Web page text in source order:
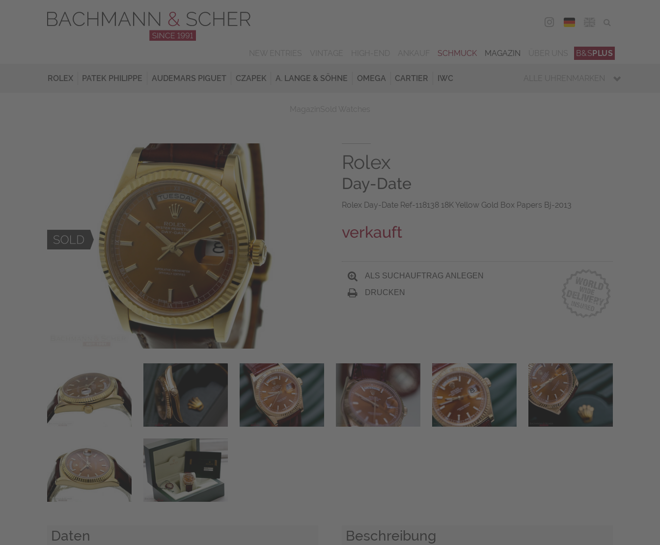
DEU
SCHMUCK MAGAZIN B&SPLUS
ROLEX PATEK PHILIPPE AUDEMARS PIGUET CZAPEK A. LANGE & SÖHNE OMEGA CARTIER IWC ALLE UHRENMARKEN
Rolex
Day-Date
Rolex Day-Date Ref-118138 18K Yellow Gold Box Papers Bj-2013
verkauft
ALS SUCHAUFTRAG ANLEGEN
DRUCKEN
Daten Beschreibung